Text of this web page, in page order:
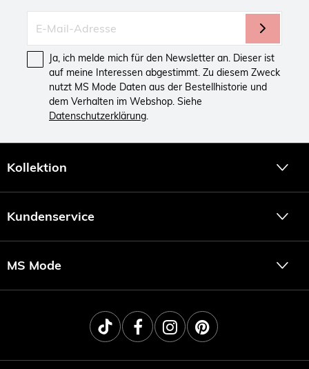
Ja, ich melde mich für den Newsletter an. Dieser ist
auf meine Interessen abgestimmt. Zu diesem Zweck
nutzt MS Mode Daten aus der Bestellhistorie und
dem Verhalten im Webshop. Siehe
Datenschutzerklärung.
Kollektion
Kundenservice
MS Mode